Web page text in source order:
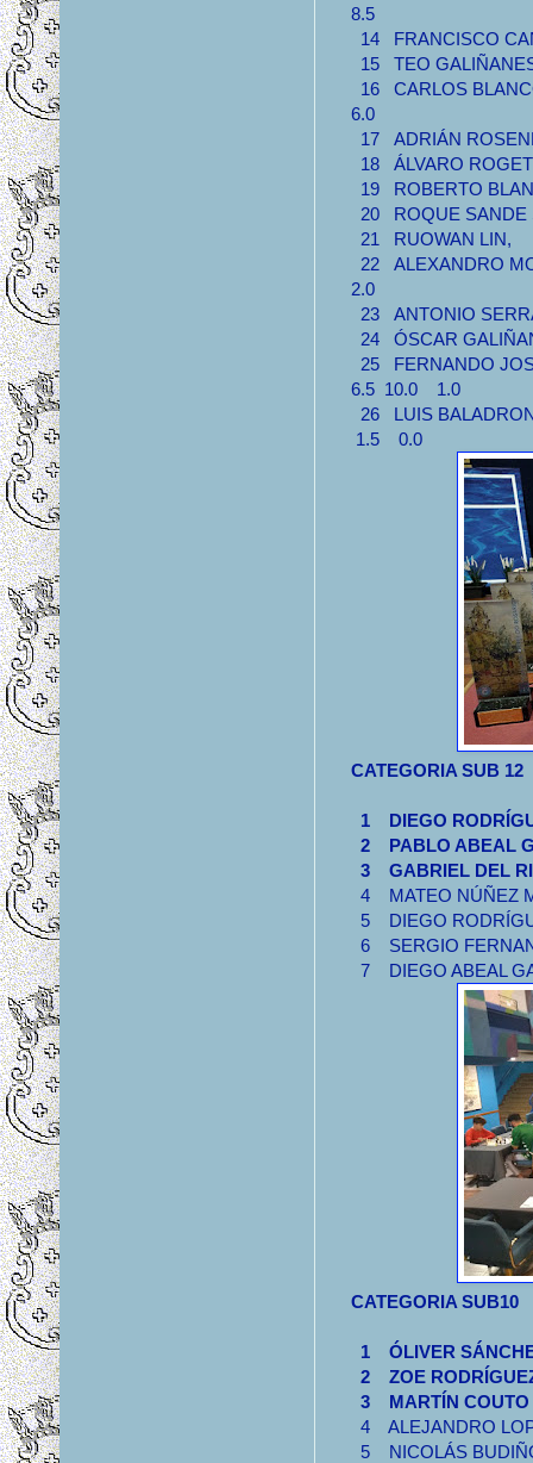
8.5
14
15 TEO
16 CARLOS
6.0
17 ADRIÁN
18 ÁLVARO
19 ROBERTO
20 ROQUE
21 RUOWAN
22
2.0
23 ANTONIO
24 ÓSCAR
25 FERNANDO
6.5 10.0 1.0
26 LUIS
1.5 0.0
CATEGORIA SUB 12
1 DIEGO
2 PABLO
3 GABRIEL
4 MATEO
5 DIEGO
6 SERGIO
7 DIEGO
CATEGORIA SUB10
1 ÓLIVER
2 ZOE
3 MARTÍN
4
5 NICOLÁS